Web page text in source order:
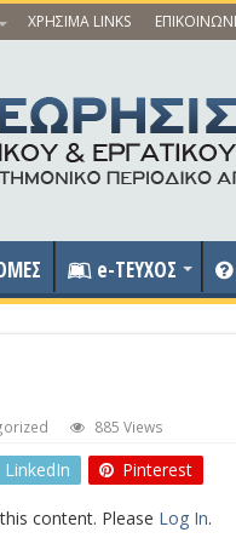
ΧΡΗΣΙΜΑ LINKS
e-ΤΕΥΧΟΣ
885 Views
LinkedIn Pinterest
content. Please Log In.